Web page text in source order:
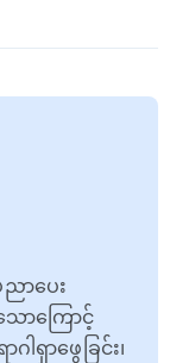
ာပေး
ောကြောင့်
ါရှာဖွေခြင်း၊